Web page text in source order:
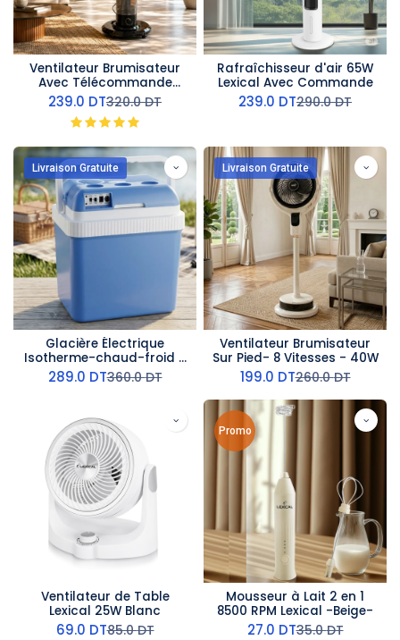
Ventilateur Brumisateur
Avec Télécommande
ORCA - 45W
239.0 DT320.0DT
Rafraîchisseur d'air 65W
Lexical Avec Commande
239.0 DT290.0DT
Livraison Gratuite
Glacière Électrique
Isotherme-chaud-froid -
24 L
289.0 DT360.0DT
Livraison Gratuite
Ventilateur Brumisateur
Sur Pied- 8 Vitesses - 40W
199.0 DT260.0DT
Ventilateur de Table
Lexical 25W Blanc
69.0 DT85.0DT
Promo
Mousseur à Lait 2 en 1
8500 RPM Lexical -Beige-
27.0 DT35.0DT